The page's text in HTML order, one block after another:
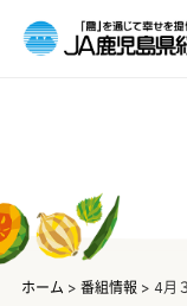
ホーム > 番組情報 > 4月